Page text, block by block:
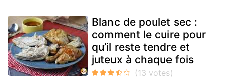
Blanc de poulet sec :
comment le cuire pour
qu’il reste tendre et
juteux à chaque fois